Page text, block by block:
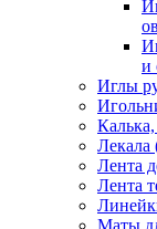
и
Иглы
Лекала
Лента
Лента
Маты